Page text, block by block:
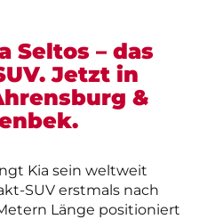
Seltos – das
Jetzt in
&
Kia sein weltweit
SUV erstmals nach
Länge positioniert